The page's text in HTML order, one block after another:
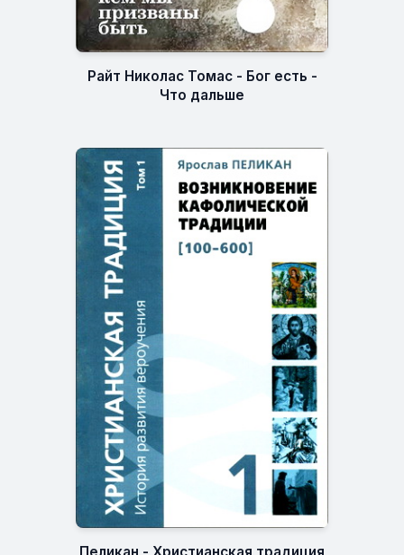
Райт Николас Томас - Бог есть -
Что дальше
Пеликан - Христианская традиция